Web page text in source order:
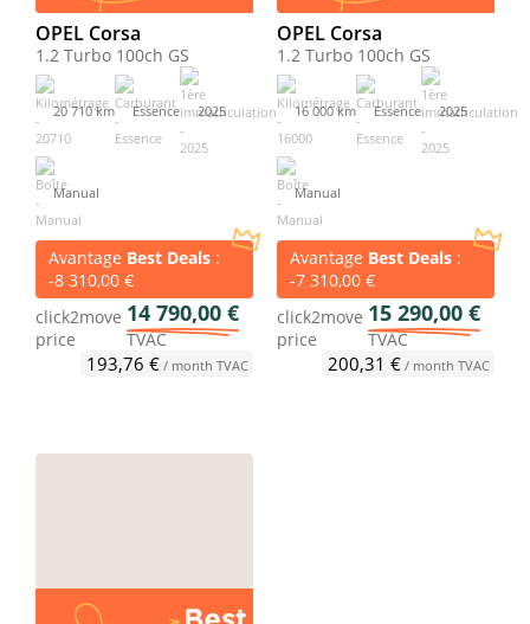
OPEL Corsa
1.2 Turbo 100ch GS
20 710 km Essence 2025
Manual
Avantage Best Deals :
-8 310,00 €
click2move
price
14 790,00 €
TVAC
193,76 €/ month TVAC
OPEL Corsa
1.2 Turbo 100ch GS
16 000 km Essence 2025
Manual
Avantage Best Deals :
-7 310,00 €
click2move
price
15 290,00 €
TVAC
200,31 €/ month TVAC